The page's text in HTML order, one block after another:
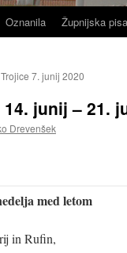
Oznanila Župnijska
7. junij 2020
14. junij – 21.
Drevenšek
med letom
in Rufin,